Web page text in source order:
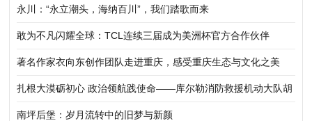
永川：“永立潮头，海纳百川”，我们踏歌而来
敢为不凡闪耀全球：TCL连续三届成为美洲杯官方合作伙伴
著名作家衣向东创作团队走进重庆，感受重庆生态与文化之美
扎根大漠砺初心 政治领航践使命——库尔勒消防救援机动大队胡
杨林区靠前驻防政治工作走深走实
南坪后堡：岁月流转中的旧梦与新颜